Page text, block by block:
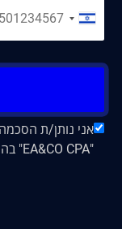
אני נותן/ת
"EA&CO CPA" בהתאם ל